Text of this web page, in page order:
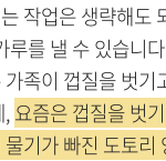
작업은 생략해도
루를 낼 수 있습니
족이 껍질을 벗기
,요즘은 껍질을 벗
기가 빠진 도토리